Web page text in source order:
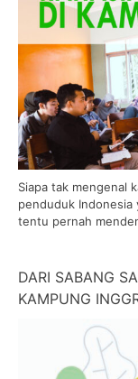
Siapa tak mengenal
penduduk Indonesia
tentu pernah
DARI SABANG
KAMPUNG